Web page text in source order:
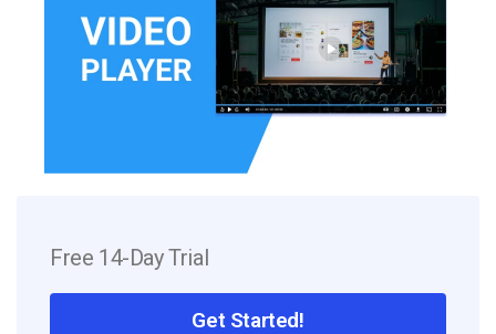
Free 14-Day Trial
Get Started!